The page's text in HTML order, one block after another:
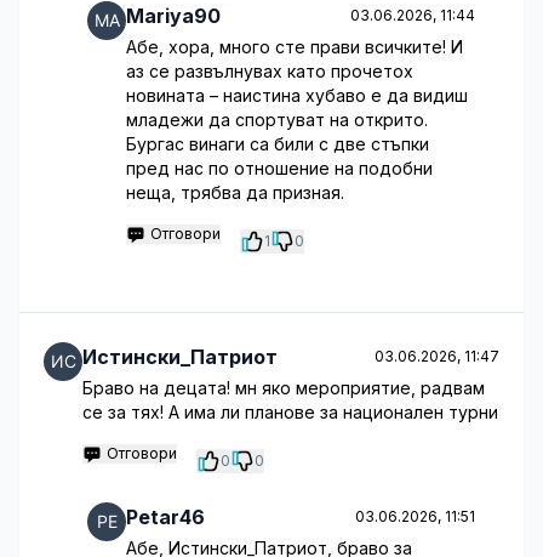
Mariya90 03.06.2026, 11:44
Абе, хора, много сте прави всичките! И
аз се развълнувах като прочетох
новината – наистина хубаво е да видиш
младежи да спортуват на открито.
Бургас винаги са били с две стъпки
пред нас по отношение на подобни
неща, трябва да призная.
Отговори 1 0
Истински_Патриот 03.06.2026, 11:47
Браво на децата! мн яко мероприятие, радвам
се за тях! А има ли планове за национален турни
Отговори 0 0
Petar46 03.06.2026, 11:51
Абе, Истински_Патриот, браво за